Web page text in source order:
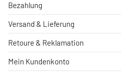
Bezahlung
Versand & Lieferung
Retoure & Reklamation
Mein Kundenkonto